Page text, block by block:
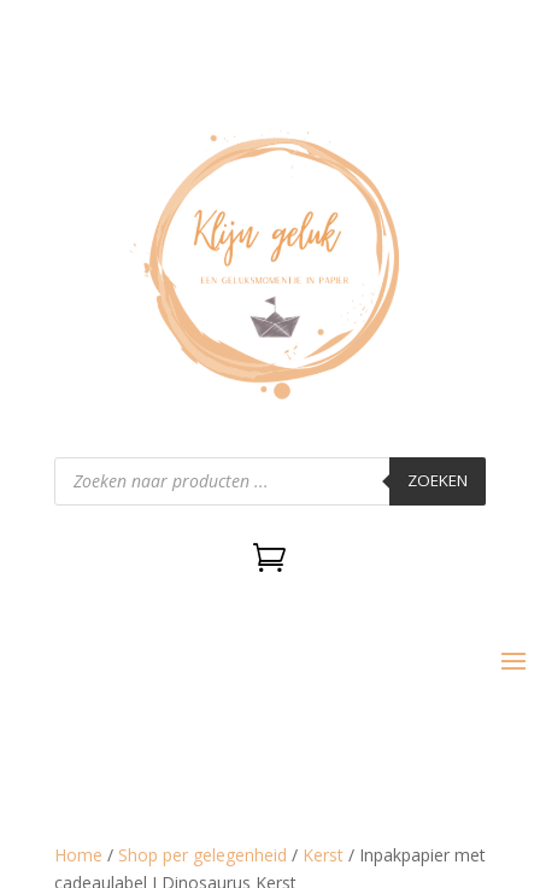
Producten
zoeken ZOEKEN

Home / Shop per gelegenheid / Kerst/ Inpakpapier met
cadeaulabel I Dinosaurus Kerst